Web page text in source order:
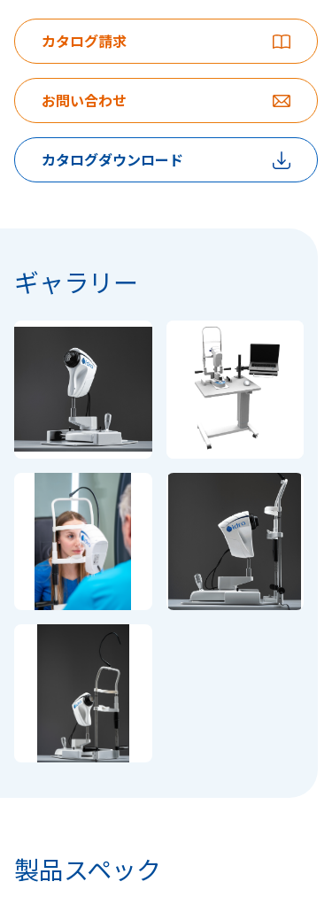
カタログ請求
お問い合わせ
カタログダウンロード
ギャラリー
製品スペック